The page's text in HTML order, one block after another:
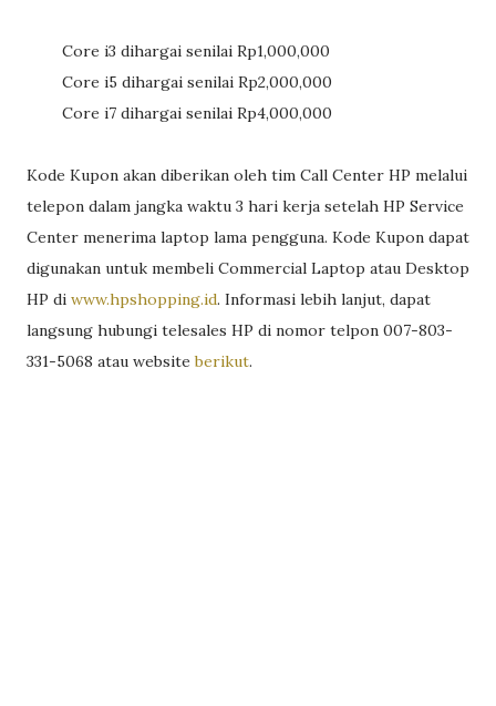
Core i3 dihargai senilai Rp1,000,000
Core i5 dihargai senilai Rp2,000,000
Core i7 dihargai senilai Rp4,000,000
Kode Kupon akan diberikan oleh tim Call Center HP melalui
telepon dalam jangka waktu 3 hari kerja setelah HP Service
Center menerima laptop lama pengguna. Kode Kupon dapat
digunakan untuk membeli Commercial Laptop atau Desktop
HP di www.hpshopping.id. Informasi lebih lanjut, dapat
langsung hubungi telesales HP di nomor telpon 007-803-
331-5068 atau websiteberikut.